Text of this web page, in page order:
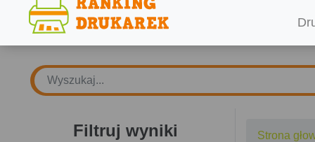
Filtruj wyniki Strona